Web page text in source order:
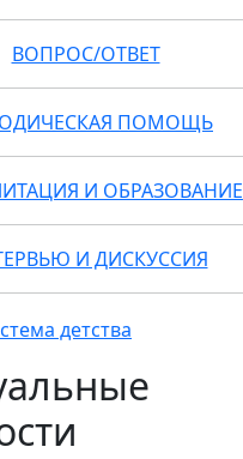
ВОПРОС/ОТВЕТ
ПОМОЩЬ
И ОБРАЗОВАНИЕ
И ДИСКУССИЯ